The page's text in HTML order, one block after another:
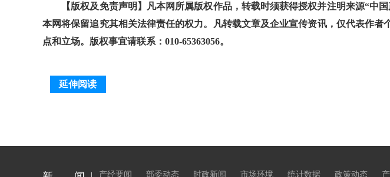
【版权及免责声明】凡本网所属版权作品，转载时须获得授权并注明来源“中国
本网将保留追究其相关法律责任的权力。凡转载文章及企业宣传资讯，仅代表作者
点和立场。版权事宜请联系：010-65363056。
延伸阅读
产经要闻 部委动态 时政新闻 市场环境 统计数据 政策动态